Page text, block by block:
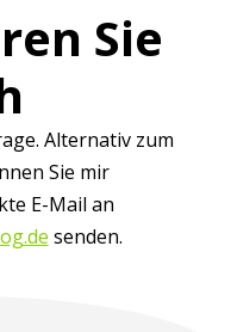
Sie
Alternativ zum
Sie mir
E-Mail an
senden.